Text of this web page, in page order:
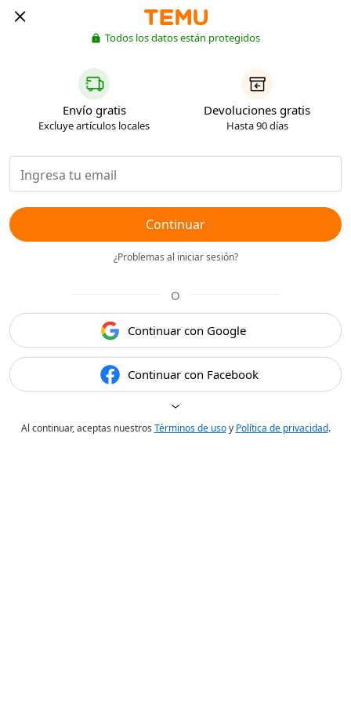
Todos los datos están protegidos
Envío gratis
Excluye artículos locales
Devoluciones gratis
Hasta 90 días
Continuar
¿Problemas al iniciar sesión?
O
Continuar con Google
Continuar con Facebook
Al continuar, aceptas nuestros Términos de usoy Política de privacidad.